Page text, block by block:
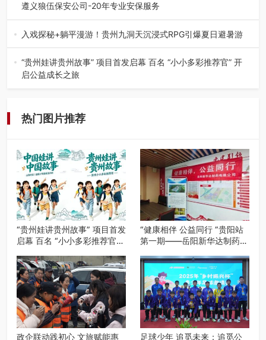
遵义狼伍保安公司-20年专业安保服务
在遵义，不管是企业园区运营、小区物业管理、建筑工地施
工、商业商场经营，还是举办各…
入戏探秘+躺平漫游！贵州九洞天沉浸式RPG引爆夏日避暑游
入伏后的贵州，清凉依旧。而在毕节深处的九洞天景区，贵
州首个水上喀斯特沉浸式RPG…
“贵州娃讲贵州故事” 项目首发启幕 百名 “小小多彩推荐官” 开
启公益成长之旅
热门图片推荐
“贵州娃讲贵州故事” 项目首发
启幕 百名 “小小多彩推荐官”
“健康相伴 公益同行 ”贵阳站
第一期——岳阳新华达制药贵
政企联动践初心 文旅赋能惠 足球少年 追觅未来：追觅公